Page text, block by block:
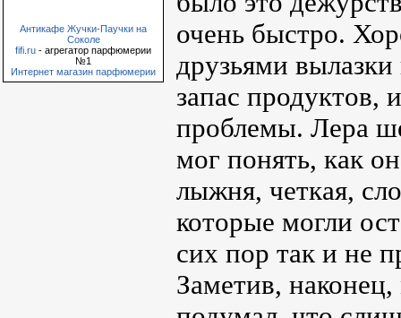
Антикафе Жучки-Паучки на
Соколе
fifi.ru - агрегатор парфюмерии
№1
Интернет магазин парфюмерии
очень быстро.
друзьями
запас продуктов,
проблемы. Лера
мог понять, как
лыжня, четкая,
которые могли
сих пор так и не
Заметив,